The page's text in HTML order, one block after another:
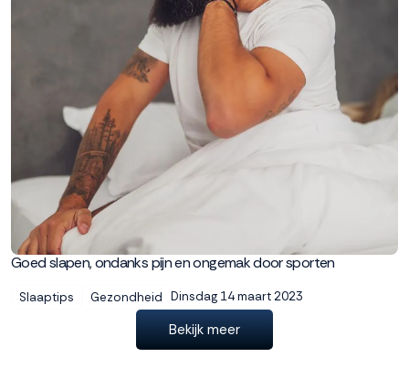
Goed slapen, ondanks pijn en ongemak door sporten
Slaaptips Gezondheid Dinsdag 14 maart 2023
Bekijk meer